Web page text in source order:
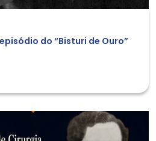
do “Bisturi de Ouro”